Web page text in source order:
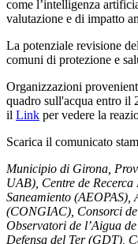
come l’intelligenza
valutazione e di impatto
La potenziale revisione
comuni di protezione e
Organizzazioni
quadro sull'acqua entro il
il Link per vedere la
Scarica il comunicato
Municipio di Girona,
UAB), Centre de
Saneamiento
(CONGIAC), Consorci
Observatori de l’Aigua
Defensa del Ter (GDT),